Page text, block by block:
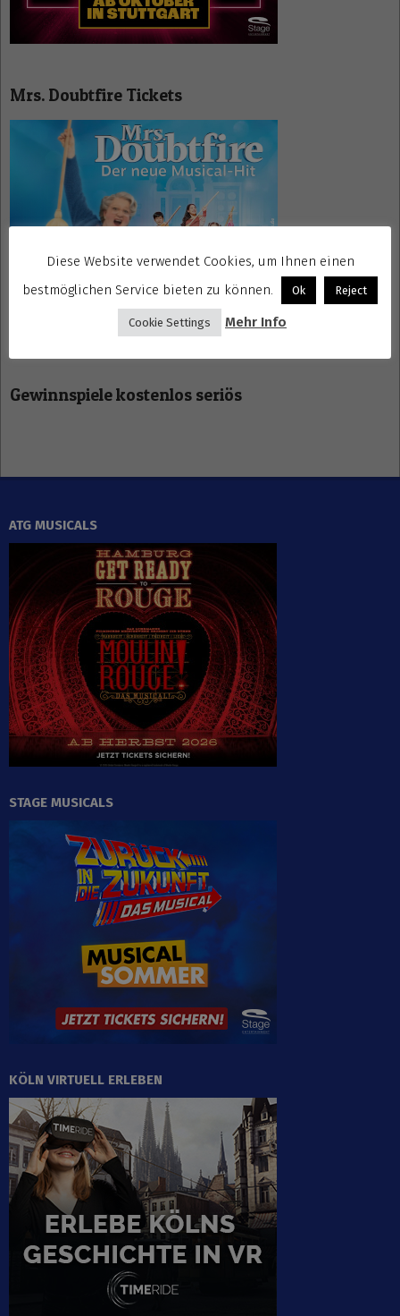
Mrs. Doubtfire Tickets
Gewinnspiele kostenlos seriös
ATG MUSICALS
STAGE MUSICALS
KÖLN VIRTUELL ERLEBEN
Diese Website verwendet Cookies, um Ihnen einen
bestmöglichen Service bieten zu können.
Ok Reject
Cookie Settings Mehr Info